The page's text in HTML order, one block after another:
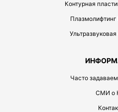
Контурная
Плазмолифтинг
Часто
СМИ о